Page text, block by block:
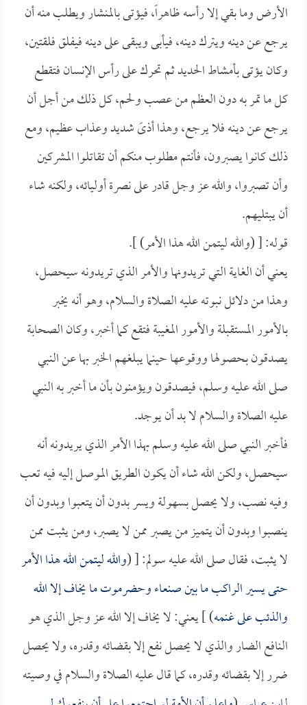
الأرض وما بقي إلا رأسه ظاهراً، فيؤتى بالمنشار ويطلب منه أن
يرجع عن دينه ويترك دينه، فيأبى ويبقى على دينه فيفلق فلقتين،
وكان يؤتى بأمشاط الحديد ثم تحرك على رأس الإنسان فتقطع
كل ما تمر به دون العظم من عصب ولحم، كل ذلك من أجل أن
يرجع عن دينه فلا يرجع، وهذا أذىً شديد وعذاب عظيم، ومع
ذلك كانوا يصبرون، فأنتم مطلوب منكم أن تقاتلوا المشركين
وأن تصبروا، والله عز وجل قادر على نصرة أوليائه، ولكنه شاء
أن يبتليهم.
قوله: [ (والله ليتمن الله هذا الأمر) ].
يعني أن الغاية التي تريدونها والأمر الذي تريدونه سيحصل،
وهذا من دلائل نبوته عليه الصلاة والسلام، وهو أنه يخبر
بالأمور المستقبلة والأمور المغيبة فتقع كما أخبر، وكان الصحابة
يصدقون بحصولها ووقوعها حينما يبلغهم الخبر بها عن النبي
صلى الله عليه وسلم، فيصدقون ويؤمنون بأن ما أخبر به النبي
عليه الصلاة والسلام لا بد أن يوجد.
فأخبر النبي صلى الله عليه وسلم بهذا الأمر الذي يريدونه أنه
سيحصل، ولكن الله شاء أن يكون الطريق الموصل إليه فيه تعب
وفيه نصب، ولا يحصل بسهولة ويسر بدون أن يتعبوا وبدون أن
ينصبوا وبدون أن يتميز من يصبر ممن لا يصبر، ومن يثبت ممن
لا يثبت، فقال صلى الله عليه سولم: [ (والله ليتمن الله هذا الأمر
حتى يسير الراكب ما بين صنعاء وحضرموت ما يخاف إلا الله
والذئب على غنمه) ] يعني: لا يخاف إلا الله عز وجل الذي هو
النافع الضار والذي لا يحصل نفع إلا بقضائه وقدره، ولا يحصل
ضرر إلا بقضائه وقدره، كما قال عليه الصلاة والسلام في وصيته